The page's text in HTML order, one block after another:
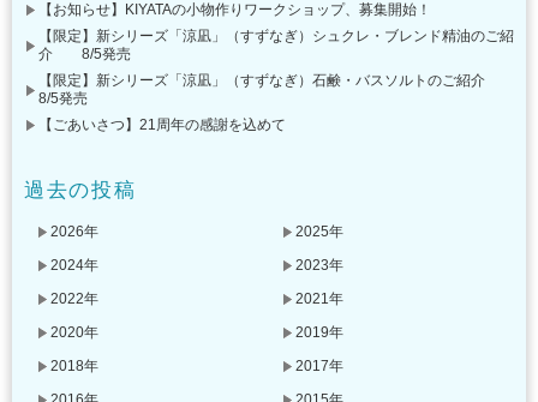
【お知らせ】KIYATAの小物作りワークショップ、募集開始！
【限定】新シリーズ「涼凪」（すずなぎ）シュクレ・ブレンド精油のご紹
介 8/5発売
【限定】新シリーズ「涼凪」（すずなぎ）石鹸・バスソルトのご紹介
8/5発売
【ごあいさつ】21周年の感謝を込めて
過去の投稿
2026年
2025年
2024年
2023年
2022年
2021年
2020年
2019年
2018年
2017年